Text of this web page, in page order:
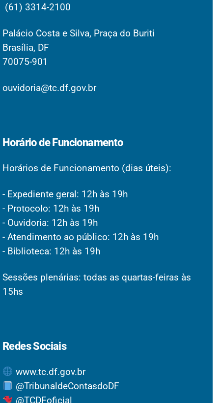
(61) 3314-2100
Palácio Costa e Silva, Praça do Buriti
Brasília, DF
70075-901
ouvidoria@tc.df.gov.br
Horário de Funcionamento
Horários de Funcionamento (dias úteis):
- Expediente geral: 12h às 19h
- Protocolo: 12h às 19h
- Ouvidoria: 12h às 19h
- Atendimento ao público: 12h às 19h
- Biblioteca: 12h às 19h
Sessões plenárias: todas as quartas-feiras às
15hs
Redes Sociais
www.tc.df.gov.br
@TribunaldeContasdoDF
@TCDFoficial